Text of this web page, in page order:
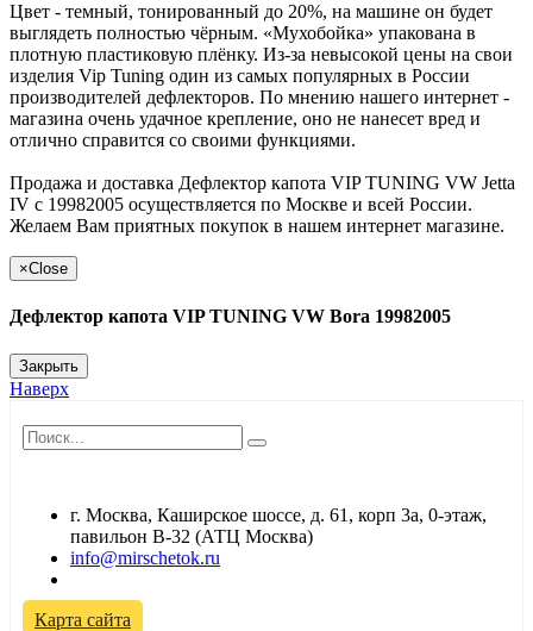
Цвет - темный, тонированный до 20%, на машине он будет
выглядеть полностью чёрным. «Мухобойка» упакована в
плотную пластиковую плёнку. Из-за невысокой цены на свои
изделия Vip Tuning один из самых популярных в России
производителей дефлекторов. По мнению нашего интернет -
магазина очень удачное крепление, оно не нанесет вред и
отлично справится со своими функциями.
Продажа и доставка Дефлектор капота VIP TUNING VW Jetta
IV с 19982005 осуществляется по Москве и всей России.
Желаем Вам приятных покупок в нашем интернет магазине.
×Close
Дефлектор капота VIP TUNING VW Bora 19982005
Закрыть
Наверх
г. Москва, Каширское шоссе, д. 61, корп 3а, 0-этаж,
павильон В-32 (АТЦ Москва)
info@mirschetok.ru
Карта сайта